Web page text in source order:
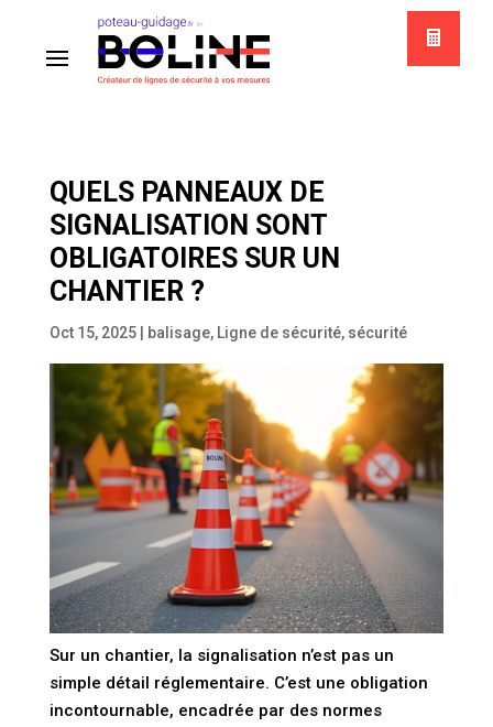
QUELS PANNEAUX DE
SIGNALISATION SONT
OBLIGATOIRES SUR UN
CHANTIER ?
Oct 15, 2025| balisage, Ligne de sécurité, sécurité
Sur un chantier, la signalisation n’est pas un
simple détail réglementaire. C’est une obligation
incontournable, encadrée par des normes